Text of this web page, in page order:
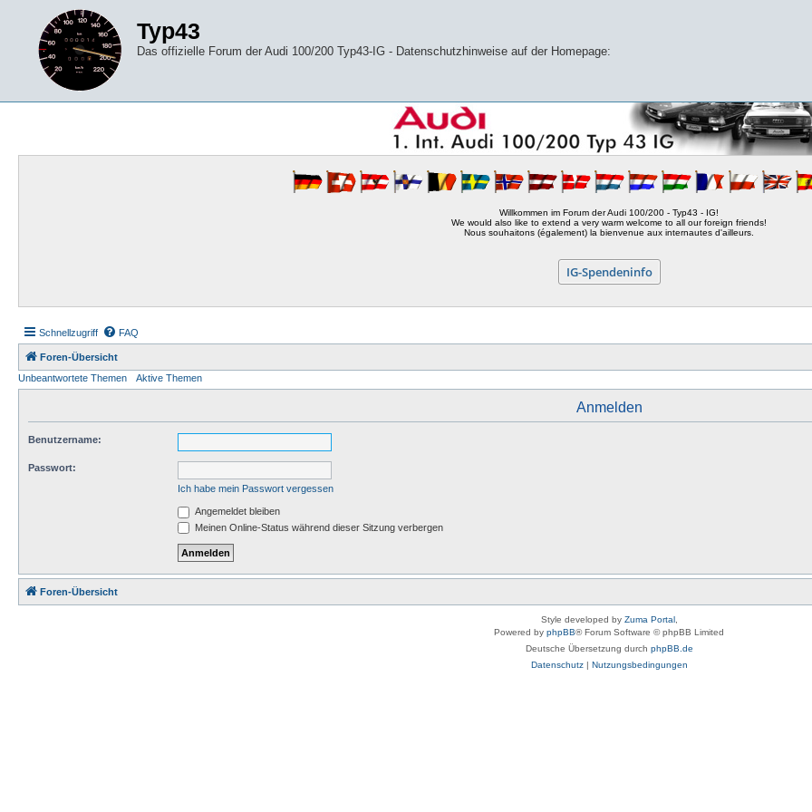
Typ43
Das offizielle Forum der Audi 100/200 Typ43-IG - Datenschutzhinweise auf der Homepage:
Willkommen im Forum der Audi 100/200 - Typ43 - IG!
We would also like to extend a very warm welcome to all our foreign friends!
Nous souhaitons (également) la bienvenue aux internautes d'ailleurs.
IG-Spendeninfo
Schnellzugriff FAQ
Foren-Übersicht
Unbeantwortete Themen
Aktive Themen
Anmelden
Benutzername:
Passwort:
Ich habe mein Passwort vergessen
Angemeldet bleiben
Meinen Online-Status während dieser Sitzung verbergen
Foren-Übersicht
Style developed by Zuma Portal,
Powered by phpBB® Forum Software © phpBB Limited
Deutsche Übersetzung durch phpBB.de
Datenschutz| Nutzungsbedingungen